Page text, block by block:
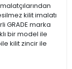
kilit imalatı
GRADE marka
bir model ile
kilit zincir ile